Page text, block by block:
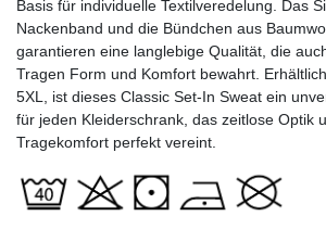
Basis für individuelle Textilveredelung. Das
Nackenband und die Bündchen aus
garantieren eine langlebige Qualität, die
Tragen Form und Komfort bewahrt.
5XL, ist dieses Classic Set-In Sweat ein
für jeden Kleiderschrank, das zeitlose Optik
Tragekomfort perfekt vereint.